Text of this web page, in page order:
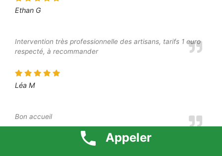
Ethan G
Intervention très professionnelle des artisans, tarifs 1 euro
respecté, à recommander
Léa M
Bon accueil
Appeler